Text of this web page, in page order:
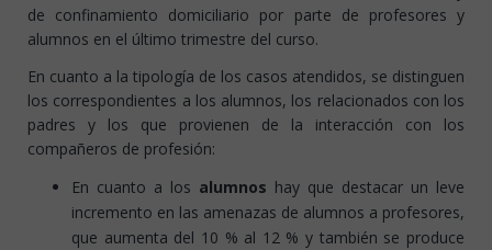
de confinamiento domiciliario por parte de profesores y
alumnos en el último trimestre del curso.
En cuanto a la tipología de los casos atendidos, se distinguen
los correspondientes a los alumnos, los relacionados con los
padres y los que provienen de la interacción con los
compañeros de profesión:
En cuanto a los alumnos hay que destacar un leve
incremento en las amenazas de alumnos a profesores,
que aumenta del 10 % al 12 % y también se produce